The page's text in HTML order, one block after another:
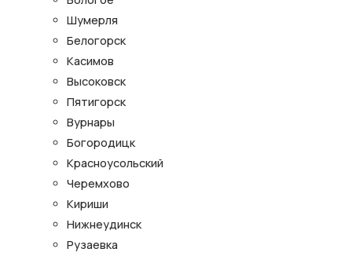
Шумерля
Белогорск
Касимов
Высоковск
Пятигорск
Вурнары
Богородицк
Красноусольский
Черемхово
Кириши
Нижнеудинск
Рузаевка